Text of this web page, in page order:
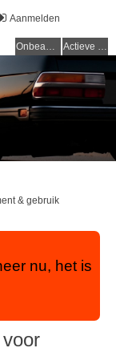
Aanmelden
Onbeantwoorde onderwerpen Actieve onderwerpen
& gebruik
nu, het is